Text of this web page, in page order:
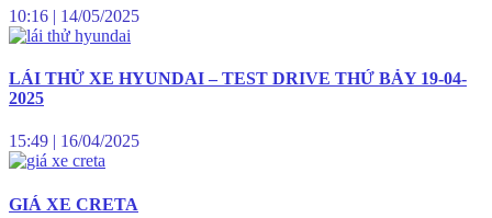
10:16 | 14/05/2025
LÁI THỬ XE HYUNDAI – TEST DRIVE THỨ BẢY 19-04-
2025
15:49 | 16/04/2025
GIÁ XE CRETA